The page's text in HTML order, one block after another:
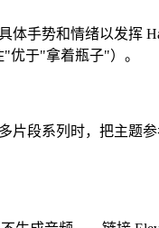
体手势和情绪以发挥
"优于"拿着瓶子"）。
片段系列时，把主题